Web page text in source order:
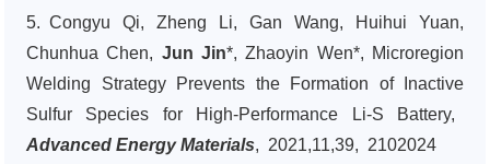
5. Congyu Qi, Zheng Li, Gan Wang, Huihui Yuan,
Chunhua Chen, Jun Jin*, Zhaoyin Wen*, Microregion
Welding Strategy Prevents the Formation of Inactive
Sulfur Species for High-Performance Li-S Battery,
Advanced Energy Materials, 2021,11,39, 2102024